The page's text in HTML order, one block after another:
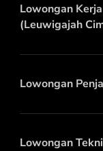
Lowongan
(Leuwigajah
Lowongan
Lowongan